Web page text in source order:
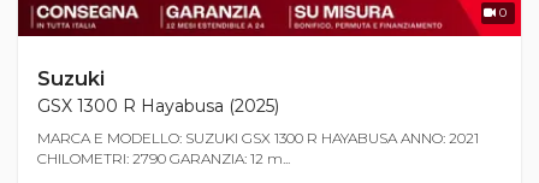
0
Suzuki
GSX 1300 R Hayabusa (2025)
MARCA E MODELLO: SUZUKI GSX 1300 R HAYABUSA ANNO: 2021
CHILOMETRI: 2790 GARANZIA: 12 m...